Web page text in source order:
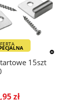
15szt
zł